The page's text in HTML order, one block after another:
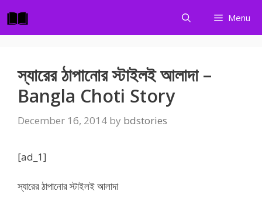
to
content
Menu
স্যারের ঠাপানোর স্টাইলই আলাদা –
Bangla Choti Story
December 16, 2014 by bdstories
[ad_1]
স্যারের ঠাপানোর স্টাইলই আলাদা